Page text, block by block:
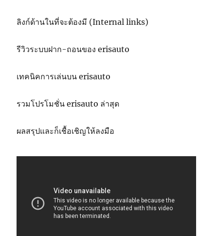
ลิงก์ด้านในที่จะต้องมี (Internal links)
รีวิวระบบฝาก-ถอนของ erisauto
เทคนิคการเล่นบน erisauto
รวมโปรโมชั่น erisauto ล่าสุด
ผลสรุปและก็เชื้อเชิญให้ลงมือ